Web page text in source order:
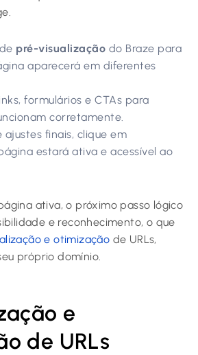
pré-visualização do Braze para
aparecerá em diferentes
formulários e CTAs para
corretamente.
ajustes finais, clique em
página estará ativa e acessível ao
ativa, o próximo passo lógico
e reconhecimento, o que
e otimização de URLs,
próprio domínio.
e
de URLs